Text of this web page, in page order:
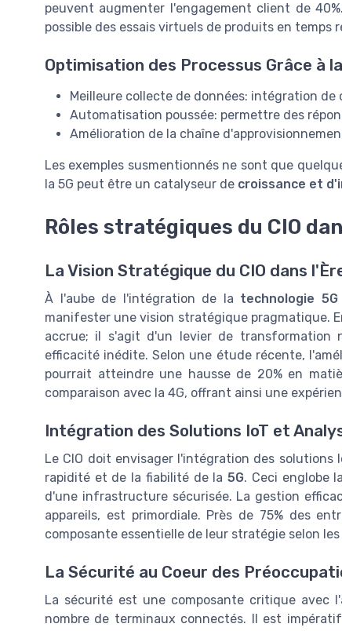
peuvent augmenter l'engagement client de
possible des essais virtuels de produits en
Optimisation des Processus Grâce à
Meilleure collecte de données: intégration
Automatisation poussée: permettre des
Amélioration de la chaîne
Les exemples susmentionnés ne sont que
la 5G peut être un catalyseur de croissance et
Rôles stratégiques du CIO
La Vision Stratégique du CIO dans
À l'aube de l'intégration de la technologie 5G
manifester une vision stratégique pragmatique.
accrue; il s'agit d'un levier de transformation
efficacité inédite. Selon une étude récente,
pourrait atteindre une hausse de 20% en
comparaison avec la 4G, offrant ainsi une
Intégration des Solutions IoT et
Le CIO doit envisager l'intégration des
rapidité et de la fiabilité de la5G. Ceci englobe
d'une infrastructure sécurisée. La gestion
appareils, est primordiale. Près de 75% des
composante essentielle de leur stratégie selon
La Sécurité au Coeur des
La sécurité est une composante critique avec
nombre de terminaux connectés. Il est